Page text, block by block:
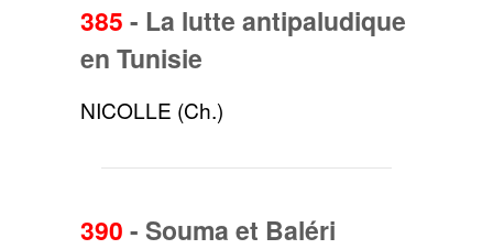
385 - La lutte antipaludique
en Tunisie
NICOLLE (Ch.)
390 - Souma et Baléri